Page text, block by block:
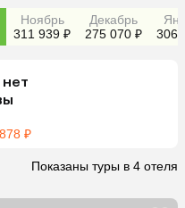
Ноябрь
311 939 ₽
Декабрь
275 070 ₽
306
₽
Показаны туры в 4 отеля